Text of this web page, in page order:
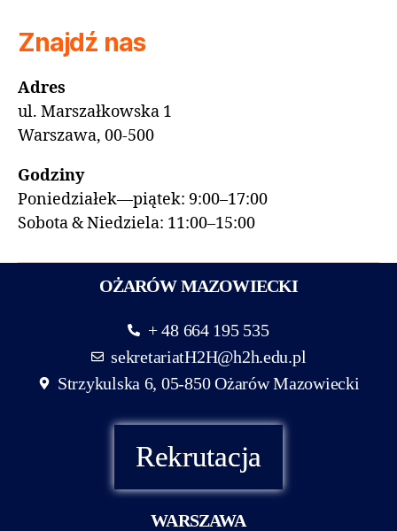
Znajdź nas
Adres
ul. Marszałkowska 1
Warszawa, 00-500
Godziny
Poniedziałek—piątek: 9:00–17:00
Sobota & Niedziela: 11:00–15:00
OŻARÓW MAZOWIECKI
+ 48 664 195 535
sekretariatH2H@h2h.edu.pl
Strzykulska 6, 05-850 Ożarów Mazowiecki
Rekrutacja
WARSZAWA